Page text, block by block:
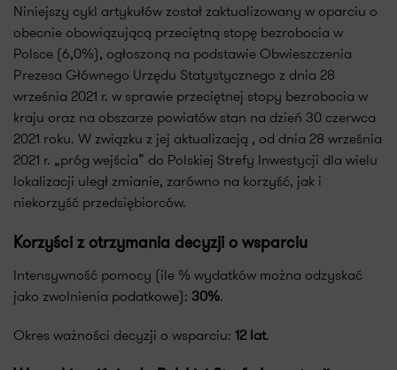
Niniejszy cykl artykułów został zaktualizowany w oparciu o
obecnie obowiązującą przeciętną stopę bezrobocia w
Polsce (6,0%), ogłoszoną na podstawie Obwieszczenia
Prezesa Głównego Urzędu Statystycznego z dnia 28
września 2021 r. w sprawie przeciętnej stopy bezrobocia w
kraju oraz na obszarze powiatów stan na dzień 30 czerwca
2021 roku. W związku z jej aktualizacją , od dnia 28 września
2021 r. „próg wejścia” do Polskiej Strefy Inwestycji dla wielu
lokalizacji uległ zmianie, zarówno na korzyść, jak i
niekorzyść przedsiębiorców.
Korzyści z otrzymania decyzji o wsparciu
Intensywność pomocy (ile % wydatków można odzyskać
jako zwolnienia podatkowe): 30%.
Okres ważności decyzji o wsparciu: 12 lat.